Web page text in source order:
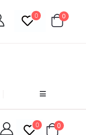
0 0
0 0